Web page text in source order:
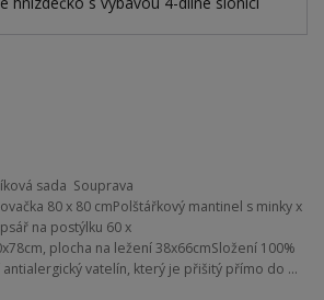
sada Souprava
80 x 80 cmPolštářkový mantinel s minky x
na postýlku 60 x
plocha na ležení 38x66cmSložení 100%
vatelín, který je přišitý přímo do ...